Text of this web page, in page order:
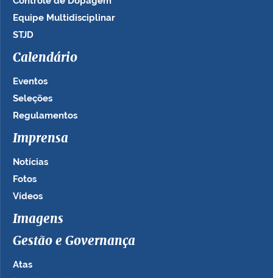
Equipe Multidisciplinar
STJD
Calendário
Eventos
Seleções
Regulamentos
Imprensa
Notícias
Fotos
Vídeos
Imagens
Gestão e Governança
Atas